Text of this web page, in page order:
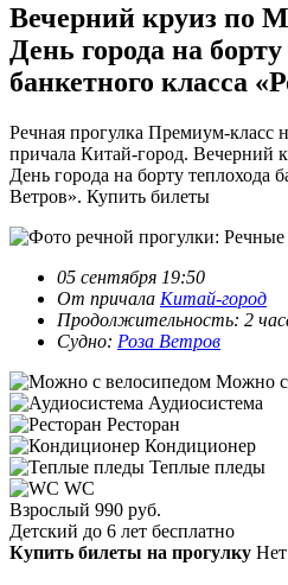
Вечерний круиз по
День города на борту
банкетного класса
Речная прогулка Премиум-класс
причала Китай-город. Вечерний
День города на борту теплохода
Ветров». Купить билеты
05 сентября 19:50
От причала Китай-город
Продолжительность: 2
Судно: Роза Ветров
Можно с
Аудиосистема
Ресторан
Кондиционер
Теплые пледы
WC
Взрослый 990 руб.
Детский до 6 лет бесплатно
Купить билеты на прогулку Нет